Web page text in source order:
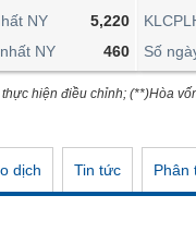
NY
5,220
NY
460
Số
hiện điều chỉnh; (**)Hòa
dịch Tin tức Phân